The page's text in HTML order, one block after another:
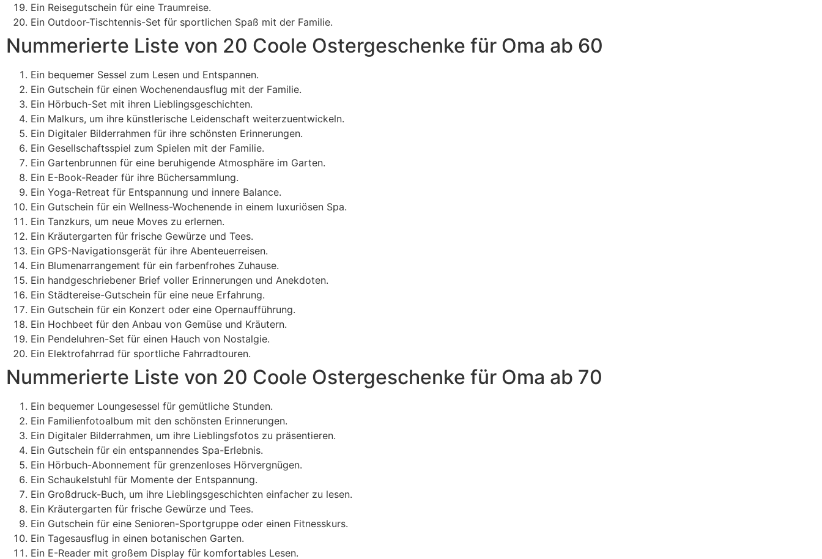
Ein Reisegutschein für eine Traumreise.
Ein Outdoor-Tischtennis-Set für sportlichen Spaß mit der Familie.
Nummerierte Liste von 20 Coole Ostergeschenke für Oma ab 60
Ein bequemer Sessel zum Lesen und Entspannen.
Ein Gutschein für einen Wochenendausflug mit der Familie.
Ein Hörbuch-Set mit ihren Lieblingsgeschichten.
Ein Malkurs, um ihre künstlerische Leidenschaft weiterzuentwickeln.
Ein Digitaler Bilderrahmen für ihre schönsten Erinnerungen.
Ein Gesellschaftsspiel zum Spielen mit der Familie.
Ein Gartenbrunnen für eine beruhigende Atmosphäre im Garten.
Ein E-Book-Reader für ihre Büchersammlung.
Ein Yoga-Retreat für Entspannung und innere Balance.
Ein Gutschein für ein Wellness-Wochenende in einem luxuriösen Spa.
Ein Tanzkurs, um neue Moves zu erlernen.
Ein Kräutergarten für frische Gewürze und Tees.
Ein GPS-Navigationsgerät für ihre Abenteuerreisen.
Ein Blumenarrangement für ein farbenfrohes Zuhause.
Ein handgeschriebener Brief voller Erinnerungen und Anekdoten.
Ein Städtereise-Gutschein für eine neue Erfahrung.
Ein Gutschein für ein Konzert oder eine Opernaufführung.
Ein Hochbeet für den Anbau von Gemüse und Kräutern.
Ein Pendeluhren-Set für einen Hauch von Nostalgie.
Ein Elektrofahrrad für sportliche Fahrradtouren.
Nummerierte Liste von 20 Coole Ostergeschenke für Oma ab 70
Ein bequemer Loungesessel für gemütliche Stunden.
Ein Familienfotoalbum mit den schönsten Erinnerungen.
Ein Digitaler Bilderrahmen, um ihre Lieblingsfotos zu präsentieren.
Ein Gutschein für ein entspannendes Spa-Erlebnis.
Ein Hörbuch-Abonnement für grenzenloses Hörvergnügen.
Ein Schaukelstuhl für Momente der Entspannung.
Ein Großdruck-Buch, um ihre Lieblingsgeschichten einfacher zu lesen.
Ein Kräutergarten für frische Gewürze und Tees.
Ein Gutschein für eine Senioren-Sportgruppe oder einen Fitnesskurs.
Ein Tagesausflug in einen botanischen Garten.
Ein E-Reader mit großem Display für komfortables Lesen.